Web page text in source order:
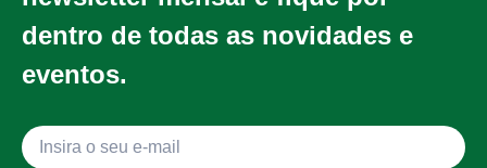
dentro de todas as novidades e
eventos.